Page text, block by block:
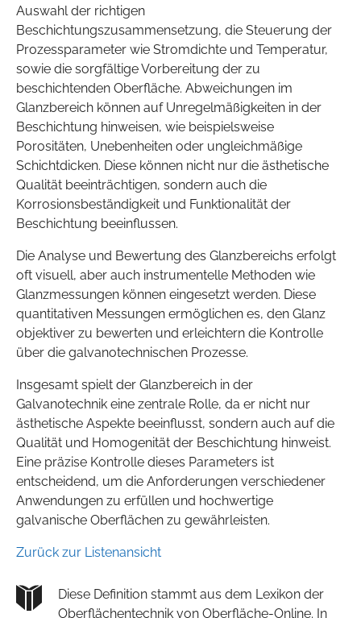
Auswahl der richtigen
Beschichtungszusammensetzung, die Steuerung der
Prozessparameter wie Stromdichte und Temperatur,
sowie die sorgfältige Vorbereitung der zu
beschichtenden Oberfläche. Abweichungen im
Glanzbereich können auf Unregelmäßigkeiten in der
Beschichtung hinweisen, wie beispielsweise
Porositäten, Unebenheiten oder ungleichmäßige
Schichtdicken. Diese können nicht nur die ästhetische
Qualität beeinträchtigen, sondern auch die
Korrosionsbeständigkeit und Funktionalität der
Beschichtung beeinflussen.
Die Analyse und Bewertung des Glanzbereichs erfolgt
oft visuell, aber auch instrumentelle Methoden wie
Glanzmessungen können eingesetzt werden. Diese
quantitativen Messungen ermöglichen es, den Glanz
objektiver zu bewerten und erleichtern die Kontrolle
über die galvanotechnischen Prozesse.
Insgesamt spielt der Glanzbereich in der
Galvanotechnik eine zentrale Rolle, da er nicht nur
ästhetische Aspekte beeinflusst, sondern auch auf die
Qualität und Homogenität der Beschichtung hinweist.
Eine präzise Kontrolle dieses Parameters ist
entscheidend, um die Anforderungen verschiedener
Anwendungen zu erfüllen und hochwertige
galvanische Oberflächen zu gewährleisten.
Zurück zur Listenansicht
Diese Definition stammt aus dem Lexikon der
Oberflächentechnik von Oberfläche-Online. In